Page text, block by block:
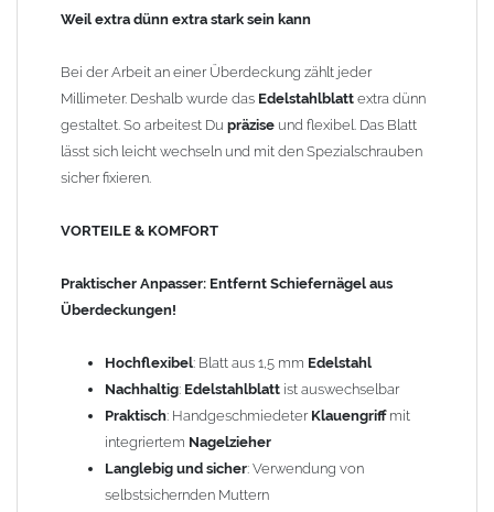
Muttern
für Linkshänder
Länge: 470 mm
Gewicht: 1,00 kg
Weil extra dünn extra stark sein kann
Bei der Arbeit an einer Überdeckung zählt jeder
Millimeter. Deshalb wurde das Edelstahlblatt extra dünn
gestaltet. So arbeitest Du präzise und flexibel. Das Blatt
lässt sich leicht wechseln und mit den Spezialschrauben
sicher fixieren.
VORTEILE & KOMFORT
Praktischer Anpasser: Entfernt Schiefernägel aus
Überdeckungen!
Hochflexibel: Blatt aus 1,5 mm Edelstahl
Nachhaltig: Edelstahlblatt ist auswechselbar
Praktisch: Handgeschmiedeter Klauengriffmit
integriertem Nagelzieher
Langlebig und sicher: Verwendung von
selbstsichernden Muttern